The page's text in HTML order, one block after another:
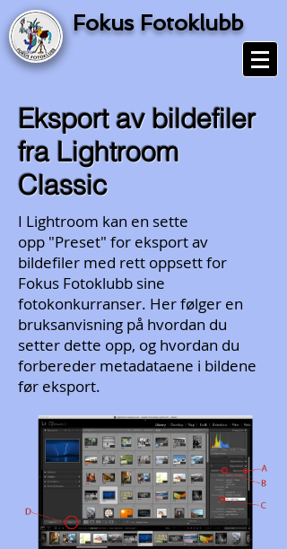
Fokus Fotoklubb
Eksport av bildefiler
fra Lightroom
Classic
I Lightroom kan en sette
opp "Preset" for eksport av
bildefiler med rett oppsett for
Fokus Fotoklubb sine
fotokonkurranser. Her følger en
bruksanvisning på hvordan du
setter dette opp, og hvordan du
forbereder metadataene i bildene
før eksport.​